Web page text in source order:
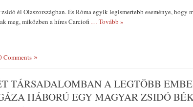
él Olaszországban. És Róma egyik legismertebb eseménye, hogy
meg, miközben a híres Carciofi … Tovább »
Comments
TÁRSADALOMBAN A LEGTÖBB
HÁBORÚ EGY MAGYAR ZSIDÓ